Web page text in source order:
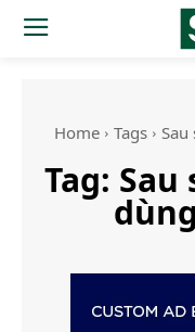
Home Tags
Tag: Sau